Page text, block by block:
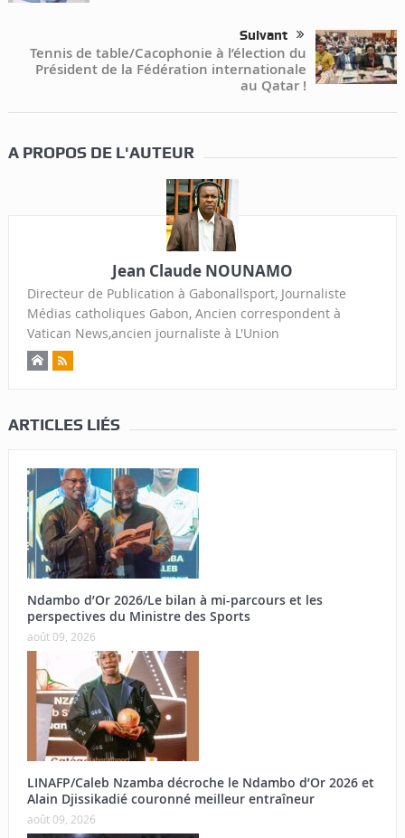
Suivant
Tennis de table/Cacophonie à l’élection du
Président de la Fédération internationale
au Qatar !
A PROPOS DE L'AUTEUR
Jean Claude NOUNAMO
Directeur de Publication à Gabonallsport, Journaliste
Médias catholiques Gabon, Ancien correspondent à
Vatican News,ancien journaliste à L'Union
ARTICLES LIÉS
Ndambo d’Or 2026/Le bilan à mi-parcours et les
perspectives du Ministre des Sports
août 09, 2026
LINAFP/Caleb Nzamba décroche le Ndambo d’Or 2026 et
Alain Djissikadié couronné meilleur entraîneur
août 09, 2026